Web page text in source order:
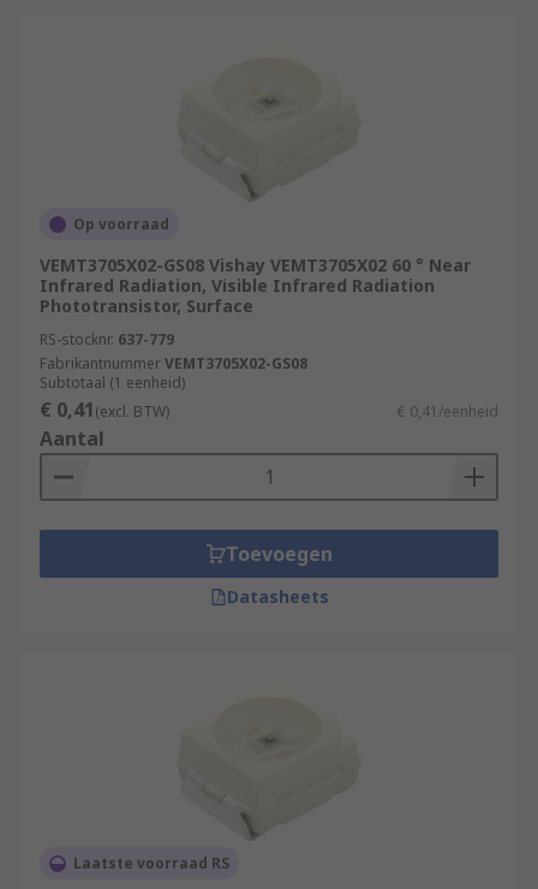
Op voorraad
VEMT3705X02-GS08 Vishay VEMT3705X02 60 ° Near
Infrared Radiation, Visible Infrared Radiation
Phototransistor, Surface
RS-stocknr. 637-779
FabrikantnummerVEMT3705X02-GS08
Subtotaal (1 eenheid)
€ 0,41(excl. BTW) € 0,41/eenheid
Aantal
Toevoegen
Datasheets
Laatste voorraad RS